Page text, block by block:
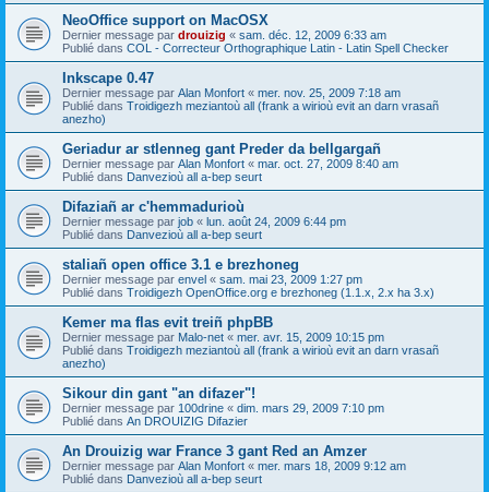
NeoOffice support on MacOSX
Dernier message par drouizig « sam. déc. 12, 2009 6:33 am
Publié dans COL - Correcteur Orthographique Latin - Latin Spell Checker
Inkscape 0.47
Dernier message par Alan Monfort « mer. nov. 25, 2009 7:18 am
Publié dans Troidigezh meziantoù all (frank a wirioù evit an darn vrasañ
anezho)
Geriadur ar stlenneg gant Preder da bellgargañ
Dernier message par Alan Monfort « mar. oct. 27, 2009 8:40 am
Publié dans Danvezioù all a-bep seurt
Difaziañ ar c'hemmadurioù
Dernier message par job « lun. août 24, 2009 6:44 pm
Publié dans Danvezioù all a-bep seurt
staliañ open office 3.1 e brezhoneg
Dernier message par envel « sam. mai 23, 2009 1:27 pm
Publié dans Troidigezh OpenOffice.org e brezhoneg (1.1.x, 2.x ha 3.x)
Kemer ma flas evit treiñ phpBB
Dernier message par Malo-net « mer. avr. 15, 2009 10:15 pm
Publié dans Troidigezh meziantoù all (frank a wirioù evit an darn vrasañ
anezho)
Sikour din gant "an difazer"!
Dernier message par 100drine « dim. mars 29, 2009 7:10 pm
Publié dans An DROUIZIG Difazier
An Drouizig war France 3 gant Red an Amzer
Dernier message par Alan Monfort « mer. mars 18, 2009 9:12 am
Publié dans Danvezioù all a-bep seurt